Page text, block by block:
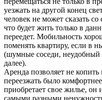
уезжать на другой конец
человек не может сказать
что будет жить только в
переедет. Мобильность
поменять квартиру, если в
(шумные соседи,
далее).
Аренда позволяет не
переезжать было
приобретает свое жилье, он
самыми разными